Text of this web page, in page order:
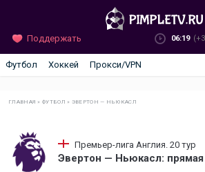
Поддержать 06:19
Футбол Хоккей Прокси/VPN
ГЛАВНАЯ »ФУТБОЛ » ЭВЕРТОН — НЬЮКАСЛ
Премьер-лига Англия. 20 тур
Эвертон — Ньюкасл: прямая